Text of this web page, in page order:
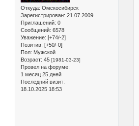
Откуда: Омскосибирск
Зарегистрирован: 21.07.2009
Приглашений: 0
Сообщений: 6578
Уважение: [+74/-2]
Позитив: [+50/-0]
Пол: Мужской
Возраст: 45 [1981-03-23]
Провел на форуме:
1 месяц 25 дней
Последний визит:
18.10.2025 18:53